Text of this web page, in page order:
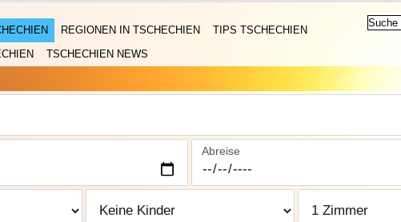
REGIONEN IN TSCHECHIEN
TIPS TSCHECHIEN
TSCHECHIEN NEWS
Abreise